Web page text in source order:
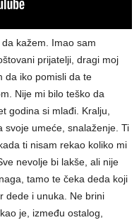
kažem. Imao sam
prijatelji, dragi moj
da iko pomisli da te
Nije mi bilo teško da
godina si mlađi. Kralju,
svoje umeće, snalaženje. Ti
ti nisam rekao koliko mi
nevolje bi lakše, ali nije
tamo te čeka deda koji
dede i unuka. Ne brini
je, između ostalog,